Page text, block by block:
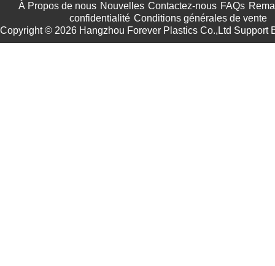
À Propos de nous Nouvelles Contactez-nous FAQs
confidentialité Conditions générales de vente
Copyright © 2026 Hangzhou Forever Plastics Co.,Ltd Support